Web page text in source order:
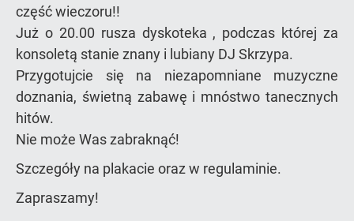
część wieczoru!!
Już o 20.00 rusza dyskoteka , podczas której za
konsoletą stanie znany i lubiany DJ Skrzypa.
Przygotujcie się na niezapomniane muzyczne
doznania, świetną zabawę i mnóstwo tanecznych
hitów.
Nie może Was zabraknąć!
Szczegóły na plakacie oraz w regulaminie.
Zapraszamy!